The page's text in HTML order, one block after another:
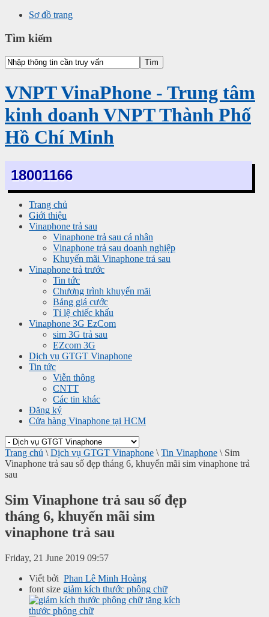
Sơ đồ trang
Tìm kiếm
VNPT VinaPhone - Trung tâm
kinh doanh VNPT Thành Phố
Hồ Chí Minh
18001166
Trang chủ
Giới thiệu
Vinaphone trả sau
Vinaphone trả sau cá nhân
Vinaphone trả sau doanh nghiệp
Khuyến mãi Vinaphone trả sau
Vinaphone trả trước
Tin tức
Chương trình khuyến mãi
Bảng giá cước
Tỉ lệ chiếc khấu
Vinaphone 3G EzCom
sim 3G trả sau
EZcom 3G
Dịch vụ GTGT Vinaphone
Tin tức
Viễn thông
CNTT
Các tin khác
Đăng ký
Cửa hàng Vinaphone tại HCM
Trang chủ \ Dịch vụ GTGT Vinaphone \ Tin Vinaphone \ Sim
Vinaphone trả sau số đẹp tháng 6, khuyến mãi sim vinaphone trả
sau
Sim Vinaphone trả sau số đẹp
tháng 6, khuyến mãi sim
vinaphone trả sau
Friday, 21 June 2019 09:57
Viết bởi Phan Lê Minh Hoàng
font size giảm kích thước phông chữ
tăng kích
thước phông chữ